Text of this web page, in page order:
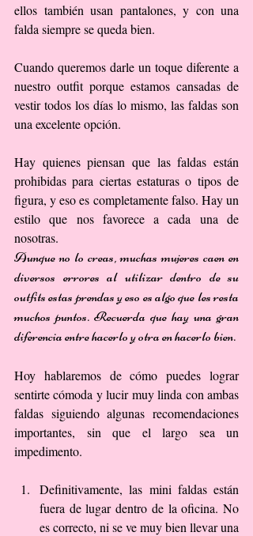
ellos también usan pantalones, y con una
falda siempre se queda bien.
Cuando queremos darle un toque diferente a
nuestro outfit porque estamos cansadas de
vestir todos los días lo mismo, las faldas son
una excelente opción.
Hay quienes piensan que las faldas están
prohibidas para ciertas estaturas o tipos de
figura, y eso es completamente falso. Hay un
estilo que nos favorece a cada una de
nosotras.
Aunque no lo creas, muchas mujeres caen en
diversos errores al utilizar dentro de su
outfits estas prendas y eso es algo que les resta
muchos puntos. Recuerda que hay una gran
diferencia entre hacerlo y otra en hacerlo bien.
Hoy hablaremos de cómo puedes lograr
sentirte cómoda y lucir muy linda con ambas
faldas siguiendo algunas recomendaciones
importantes, sin que el largo sea un
impedimento.
Definitivamente, las mini faldas están
fuera de lugar dentro de la oficina. No
es correcto, ni se ve muy bien llevar una